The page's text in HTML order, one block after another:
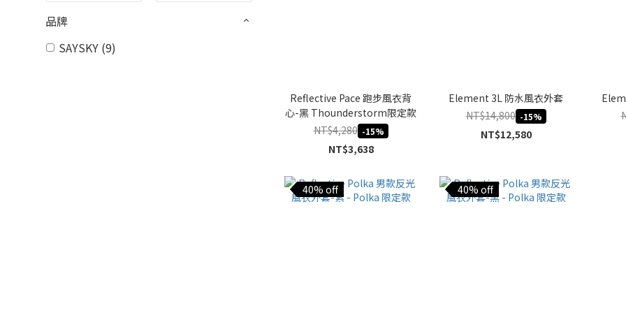
品牌
SAYSKY (9)
Reflective Pace 跑步風衣背
心-黑 Thounderstorm限定款
NT$4,280 -15%
NT$3,638
Element 3L 防水風衣外套
NT$14,800 -15%
NT$12,580
40% off 40% off